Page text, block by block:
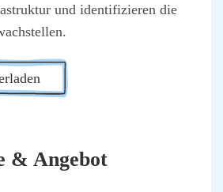
und iden­ti­fi­zie­ren die
& Ange­bot